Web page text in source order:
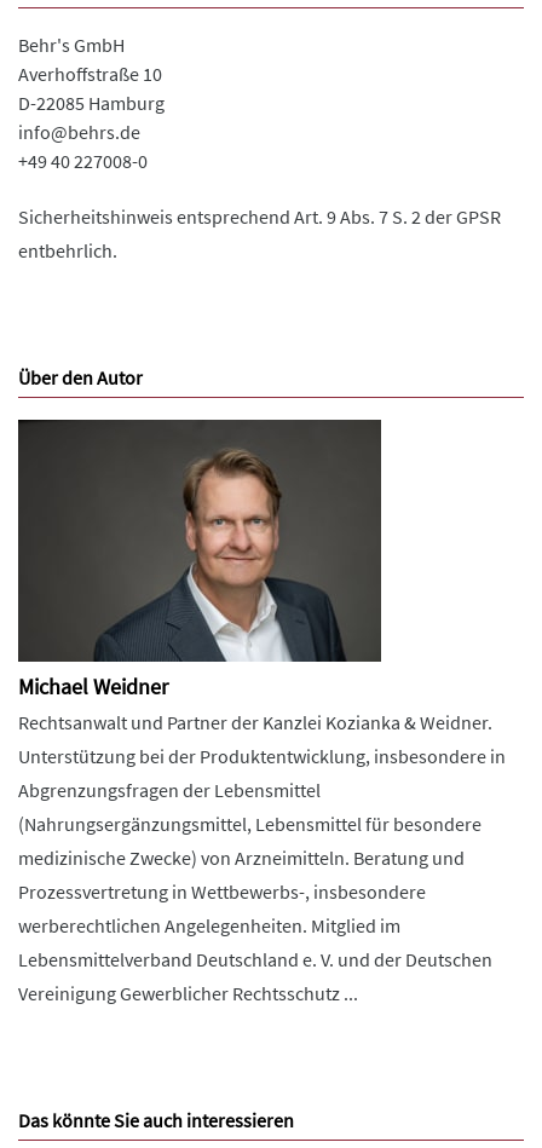
Behr's GmbH
Averhoffstraße 10
D-22085 Hamburg
info@behrs.de
+49 40 227008-0
Sicherheitshinweis entsprechend Art. 9 Abs. 7 S. 2 der GPSR
entbehrlich.
Über den Autor
Michael Weidner
Rechtsanwalt und Partner der Kanzlei Kozianka & Weidner.
Unterstützung bei der Produktentwicklung, insbesondere in
Abgrenzungsfragen der Lebensmittel
(Nahrungsergänzungsmittel, Lebensmittel für besondere
medizinische Zwecke) von Arzneimitteln. Beratung und
Prozessvertretung in Wettbewerbs-, insbesondere
werberechtlichen Angelegenheiten. Mitglied im
Lebensmittelverband Deutschland e. V. und der Deutschen
Vereinigung Gewerblicher Rechtsschutz ...
Das könnte Sie auch interessieren